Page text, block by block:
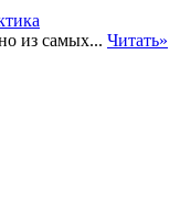
из самых... Читать»